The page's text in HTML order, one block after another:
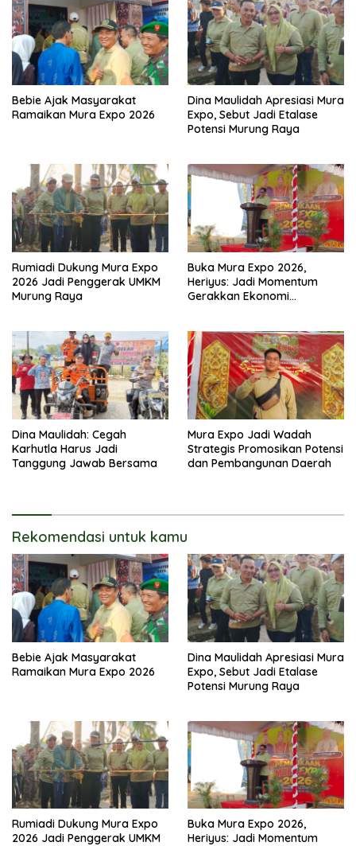
Bebie Ajak Masyarakat
Ramaikan Mura Expo 2026
Dina Maulidah Apresiasi Mura
Expo, Sebut Jadi Etalase
Potensi Murung Raya
Rumiadi Dukung Mura Expo
2026 Jadi Penggerak UMKM
Murung Raya
Buka Mura Expo 2026,
Heriyus: Jadi Momentum
Gerakkan Ekonomi
Dina Maulidah: Cegah
Karhutla Harus Jadi
Tanggung Jawab Bersama
Mura Expo Jadi Wadah
Strategis Promosikan Potensi
dan Pembangunan Daerah
Rekomendasi untuk kamu
Bebie Ajak Masyarakat
Ramaikan Mura Expo 2026
Dina Maulidah Apresiasi Mura
Expo, Sebut Jadi Etalase
Potensi Murung Raya
Rumiadi Dukung Mura Expo
2026 Jadi Penggerak UMKM
Buka Mura Expo 2026,
Heriyus: Jadi Momentum